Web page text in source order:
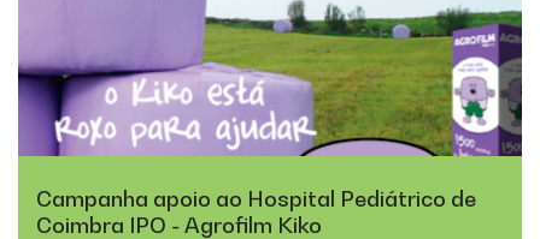
Campanha apoio ao Hospital Pediátrico de
Coimbra IPO - Agrofilm Kiko